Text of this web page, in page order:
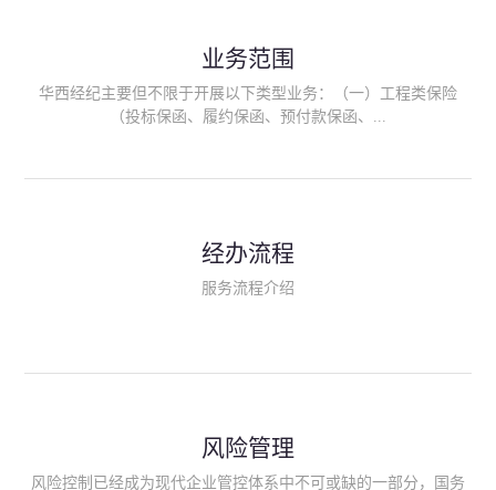
业务范围
华西经纪主要但不限于开展以下类型业务：（一）工程类保险
（投标保函、履约保函、预付款保函、...
险、政府公共安全责任保险/自然灾害公众责任保险、精神病监护
人责任险、首台套/首版次保险、科技保险等）；（三）传统财产
险产品；（六）保险招投标业务。随着业务的开展，华西经纪会
供专业、优质的保险经纪服务。
经办流程
服务流程介绍
风险管理
风险控制已经成为现代企业管控体系中不可或缺的一部分，国务